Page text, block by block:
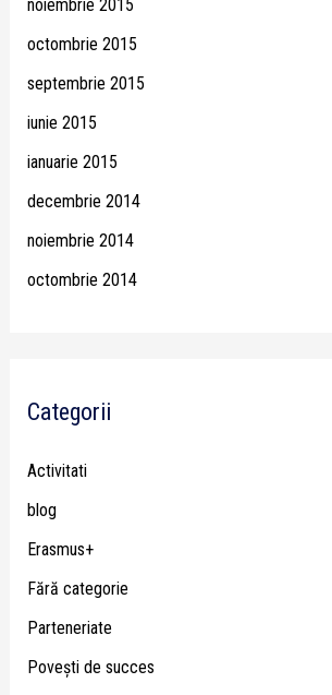
noiembrie 2015
octombrie 2015
septembrie 2015
iunie 2015
ianuarie 2015
decembrie 2014
noiembrie 2014
octombrie 2014
Categorii
Activitati
blog
Erasmus+
Fără categorie
Parteneriate
Poveşti de succes